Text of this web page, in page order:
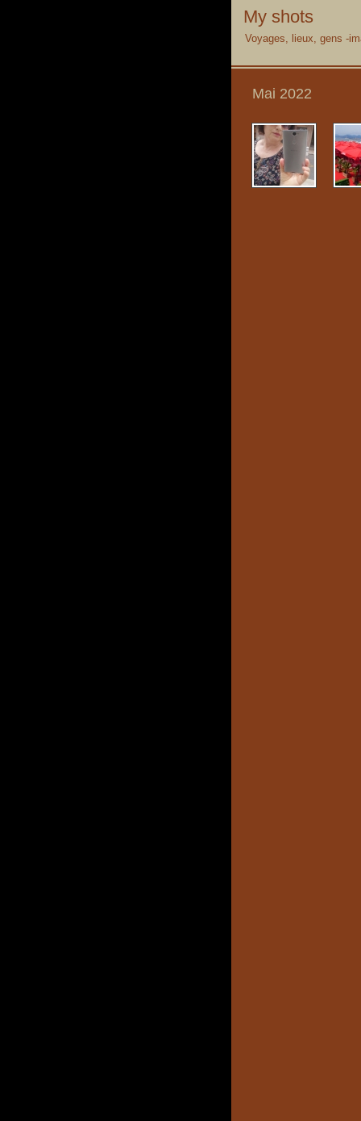
My shots
Voyages, lieux, gens -
Mai 2022